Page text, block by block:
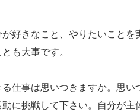
好きなこと、やりたいことを
も大事です。
仕事は思いつきますか。思い
に挑戦して下さい。自分が主